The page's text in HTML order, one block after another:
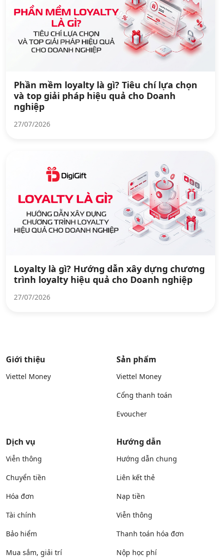
Phần mềm loyalty là gì? Tiêu chí lựa chọn
và top giải pháp hiệu quả cho Doanh
nghiệp
27/07/2026
Loyalty là gì? Hướng dẫn xây dựng chương
trình loyalty hiệu quả cho Doanh nghiệp
27/07/2026
Giới thiệu
Viettel Money
Sản phẩm
Viettel Money
Cổng thanh toán
Evoucher
Dịch vụ
Viễn thông
Chuyển tiền
Hóa đơn
Tài chính
Bảo hiểm
Mua sắm, giải trí
Hướng dẫn
Hướng dẫn chung
Liên kết thẻ
Nạp tiền
Viễn thông
Thanh toán hóa đơn
Nộp học phí